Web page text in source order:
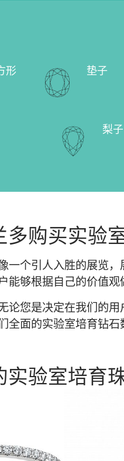
形 垫子
梨子
购买实验
一个引人入胜的展览
能够根据自己的价值观
论您是决定在我们的
全面的实验室培育钻
实验室培育